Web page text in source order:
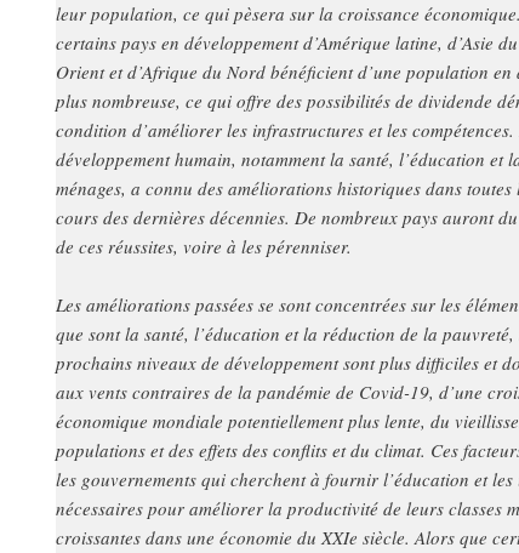
leur population, ce qui pèsera sur la croissance
certains pays en développement d’Amérique latine, d’Asie
Orient et d’Afrique du Nord bénéficient d’une population
plus nombreuse, ce qui offre des possibilités de dividende
condition d’améliorer les infrastructures et les compétences.
développement humain, notamment la santé, l’éducation et
ménages, a connu des améliorations historiques dans toutes
cours des dernières décennies. De nombreux pays auront
de ces réussites, voire à les pérenniser.
Les améliorations passées se sont concentrées sur les
que sont la santé, l’éducation et la réduction de la pauvreté,
prochains niveaux de développement sont plus difficiles et
aux vents contraires de la pandémie de Covid-19, d’une
économique mondiale potentiellement plus lente, du
populations et des effets des conflits et du climat. Ces
les gouvernements qui cherchent à fournir l’éducation et
nécessaires pour améliorer la productivité de leurs classes
croissantes dans une économie du XXIe siècle. Alors que